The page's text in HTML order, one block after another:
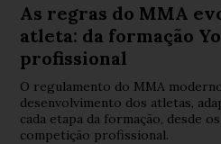
As regras do MMA
atleta: da formação
profissional
O regulamento do MMA
desenvolvimento dos atletas,
cada etapa da formação, desde
competição profissional.